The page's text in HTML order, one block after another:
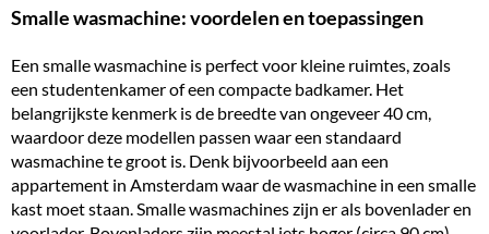
Smalle wasmachine: voordelen en toepassingen
Een smalle wasmachine is perfect voor kleine ruimtes, zoals
een studentenkamer of een compacte badkamer. Het
belangrijkste kenmerk is de breedte van ongeveer 40 cm,
waardoor deze modellen passen waar een standaard
wasmachine te groot is. Denk bijvoorbeeld aan een
appartement in Amsterdam waar de wasmachine in een smalle
kast moet staan. Smalle wasmachines zijn er als bovenlader en